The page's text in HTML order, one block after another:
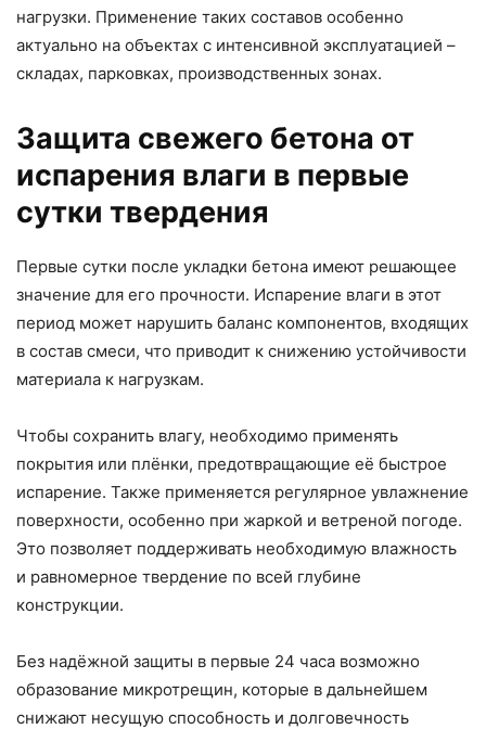
нагрузки. Применение таких составов особенно
актуально на объектах с интенсивной эксплуатацией –
складах, парковках, производственных зонах.
Защита свежего бетона от
испарения влаги в первые
сутки твердения
Первые сутки после укладки бетона имеют решающее
значение для его прочности. Испарение влаги в этот
период может нарушить баланс компонентов, входящих
в состав смеси, что приводит к снижению устойчивости
материала к нагрузкам.
Чтобы сохранить влагу, необходимо применять
покрытия или плёнки, предотвращающие её быстрое
испарение. Также применяется регулярное увлажнение
поверхности, особенно при жаркой и ветреной погоде.
Это позволяет поддерживать необходимую влажность
и равномерное твердение по всей глубине
конструкции.
Без надёжной защиты в первые 24 часа возможно
образование микротрещин, которые в дальнейшем
снижают несущую способность и долговечность